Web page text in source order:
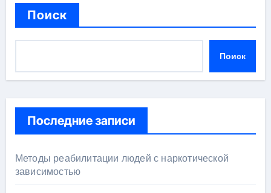
Поиск
Поиск
Последние записи
Методы реабилитации людей с наркотической
зависимостью